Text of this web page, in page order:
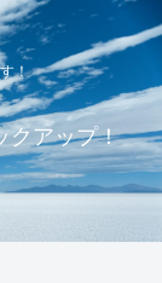
！
クアップ！